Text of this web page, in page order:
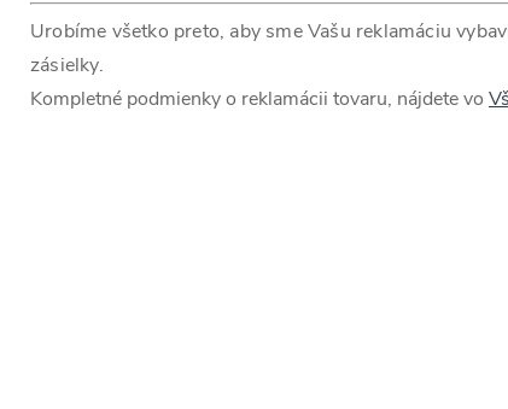
Urobíme všetko preto, aby sme Vašu reklamáciu
zásielky.
Kompletné podmienky o reklamácii tovaru, nájdete vo